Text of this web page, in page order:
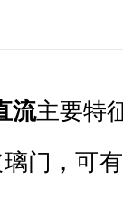
流主要特
门，可